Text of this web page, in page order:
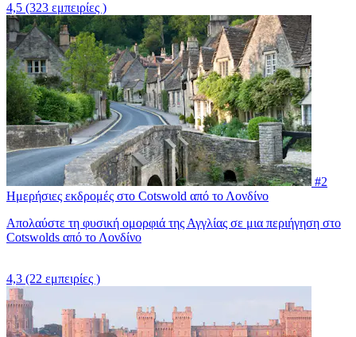
4,5 (323 εμπειρίες )
#2
Ημερήσιες εκδρομές στο Cotswold από το Λονδίνο
Απολαύστε τη φυσική ομορφιά της Αγγλίας σε μια περιήγηση στο
Cotswolds από το Λονδίνο
4,3 (22 εμπειρίες )